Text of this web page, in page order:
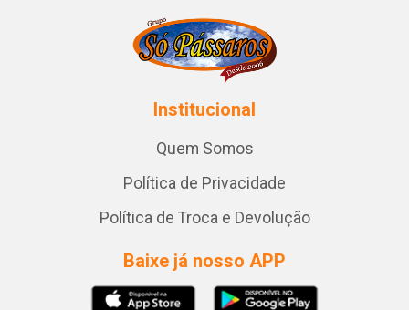
Institucional
Quem Somos
Política de Privacidade
Política de Troca e Devolução
Baixe já nosso APP